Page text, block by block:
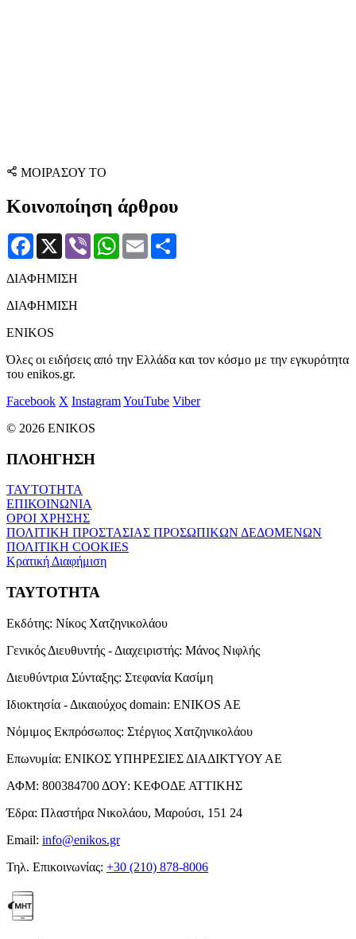
ΜΟΙΡΑΣΟΥ ΤΟ
Κοινοποίηση άρθρου
Facebook
X Viber WhatsApp
Email
ΔΙΑΦΗΜΙΣΗ
ΔΙΑΦΗΜΙΣΗ
ENIKOS
Όλες οι ειδήσεις από την Ελλάδα και τον κόσμο με την εγκυρότητα
του enikos.gr.
Facebook X InstagramYouTube Viber
© 2026 ENIKOS
ΠΛΟΗΓΗΣΗ
ΤΑΥΤΟΤΗΤΑ
ΕΠΙΚΟΙΝΩΝΙΑ
ΟΡΟΙ ΧΡΗΣΗΣ
ΠΟΛΙΤΙΚΗ ΠΡΟΣΤΑΣΙΑΣ ΠΡΟΣΩΠΙΚΩΝ ΔΕΔΟΜΕΝΩΝ
ΠΟΛΙΤΙΚΗ COOKIES
Κρατική Διαφήμιση
ΤΑΥΤΟΤΗΤΑ
Εκδότης: Νίκος Χατζηνικολάου
Γενικός Διευθυντής - Διαχειριστής: Μάνος Νιφλής
Διευθύντρια Σύνταξης: Στεφανία Κασίμη
Ιδιοκτησία - Δικαιούχος domain: ENIKOS AE
Νόμιμος Εκπρόσωπος: Στέργιος Χατζηνικολάου
Επωνυμία: ΕΝΙΚΟΣ ΥΠΗΡΕΣΙΕΣ ΔΙΑΔΙΚΤΥΟΥ ΑΕ
ΑΦΜ: 800384700 ΔΟΥ: ΚΕΦΟΔΕ ΑΤΤΙΚΗΣ
Έδρα: Πλαστήρα Νικολάου, Μαρούσι, 151 24
Email: info@enikos.gr
Τηλ. Επικοινωνίας: +30 (210) 878-8006